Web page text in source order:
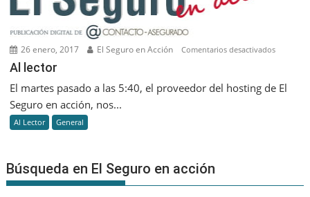
26 enero, 2017 El Seguro en Acción Comentarios desactivadosen
Al lector
El martes pasado a las 5:40, el proveedor del hosting de El
Seguro en acción, nos...
Al Lector General
Búsqueda en El Seguro en acción